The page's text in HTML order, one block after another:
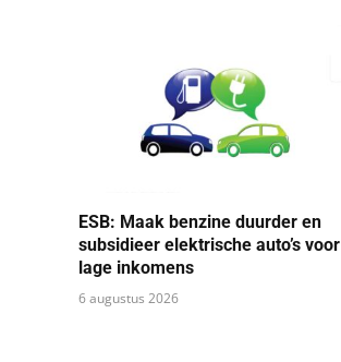
ESB: Maak benzine duurder en
subsidieer elektrische auto’s voor
lage inkomens
6 augustus 2026